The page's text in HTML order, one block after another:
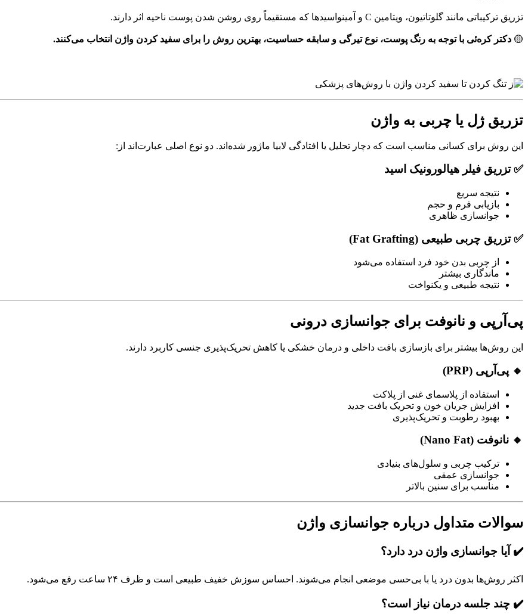
تزریق ترکیباتی مانند گلوتاتیون، ویتامین C و آمینواسیدها که مستقیماً روی روشن شدن پوست ناحیه اثر دارند.
🟡 دکتر کره‌ئی با توجه به رنگ پوست، نوع تیرگی و سابقه حساسیت، بهترین روش را برای سفید کردن واژن انتخاب می‌کنند.
تزریق ژل یا چربی به واژن
این روش برای کسانی مناسب است که دچار تحلیل یا افتادگی لابیا ماژور شده‌اند. دو نوع اصلی عبارت‌اند از:
✅ تزریق فیلر هیالورونیک اسید
نتیجه سریع
بازیابی فرم و حجم
جوانسازی ظاهری
✅ تزریق چربی طبیعی (Fat Grafting)
از چربی بدن خود فرد استفاده می‌شود
ماندگاری بیشتر
نتیجه طبیعی و یکنواخت
پی‌آر‌پی و نانوفت برای جوانسازی درونی
این روش‌ها بیشتر برای بازسازی بافت داخلی و درمان خشکی یا کاهش تحریک‌پذیری جنسی کاربرد دارند.
🔸 پی‌آر‌پی (PRP)
استفاده از پلاسمای غنی از پلاکت
افزایش جریان خون و تحریک بافت جدید
بهبود رطوبت و تحریک‌پذیری
🔸 نانوفت (Nano Fat)
ترکیب چربی و سلول‌های بنیادی
جوانسازی عمقی
مناسب برای سنین بالاتر
سوالات متداول درباره جوانسازی واژن
✔️ آیا جوانسازی واژن درد دارد؟
اکثر روش‌ها بدون درد یا با بی‌حسی موضعی انجام می‌شوند. احساس سوزش خفیف طبیعی است و ظرف ۲۴ ساعت رفع می‌شود.
✔️ چند جلسه درمان نیاز است؟